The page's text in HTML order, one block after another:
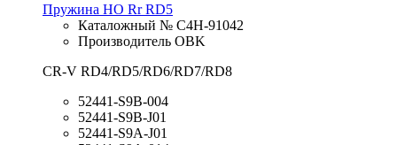
Пружина HO Rr RD5
Каталожный № C4H-91042
Производитель OBK
CR-V RD4/RD5/RD6/RD7/RD8
52441-S9B-004
52441-S9B-J01
52441-S9A-J01